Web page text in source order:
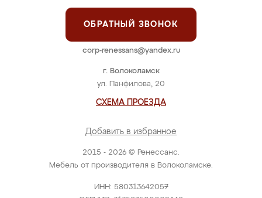
2015 - 2026 © Ренессанс.
Мебель от производителя в Волоколамске.
ИНН: 580313642057
г. Волоколамск
ул. Панфилова, 20
СХЕМА ПРОЕЗДА
Добавить в избранное
ОБРАТНЫЙ ЗВОНОК
corp-renessans@yandex.ru